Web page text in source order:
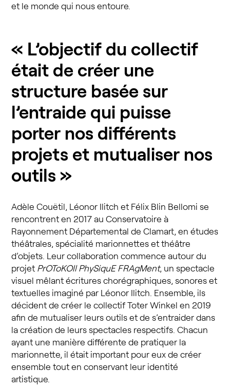
et le monde qui nous entoure.
« L’objectif du collectif
était de créer une
structure basée sur
l’entraide qui puisse
porter nos différents
projets et mutualiser nos
outils »
Adèle Couëtil, Léonor Ilitch et Félix Blin Bellomi se
rencontrent en 2017 au Conservatoire à
Rayonnement Départemental de Clamart, en études
théâtrales, spécialité marionnettes et théâtre
d’objets. Leur collaboration commence autour du
projet PrOToKOll PhySiquE FRAgMent, un spectacle
visuel mêlant écritures chorégraphiques, sonores et
textuelles imaginé par Léonor Ilitch. Ensemble, ils
décident de créer le collectif Toter Winkel en 2019
afin de mutualiser leurs outils et de s’entraider dans
la création de leurs spectacles respectifs. Chacun
ayant une manière différente de pratiquer la
marionnette, il était important pour eux de créer
ensemble tout en conservant leur identité
artistique.